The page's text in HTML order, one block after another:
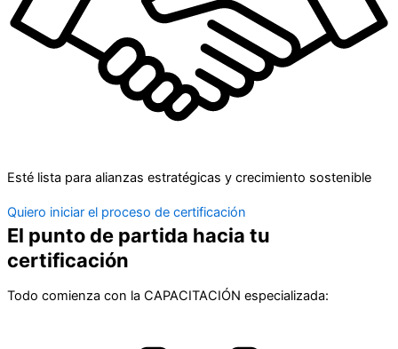
Esté lista para alianzas estratégicas y crecimiento sostenible
Quiero iniciar el proceso de certificación
El punto de partida hacia tu
certificación
Todo comienza con la CAPACITACIÓN especializada: